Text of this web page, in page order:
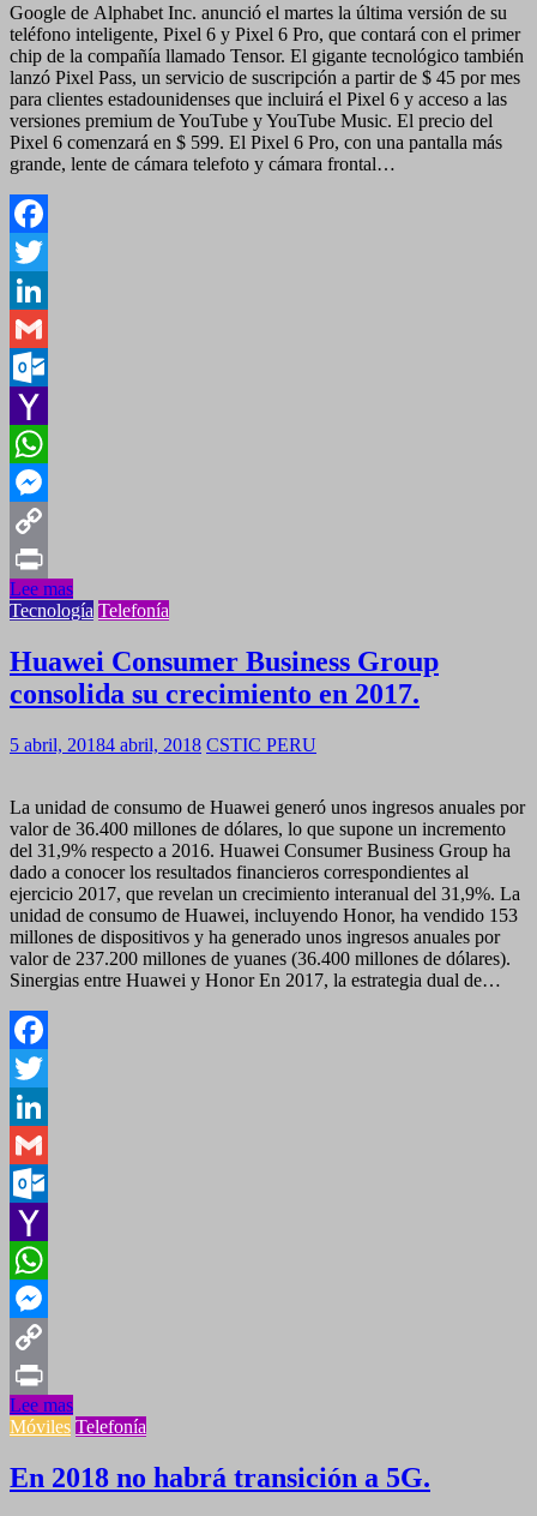
Google de Alphabet Inc. anunció el martes la última versión de su
teléfono inteligente, Pixel 6 y Pixel 6 Pro, que contará con el primer
chip de la compañía llamado Tensor. El gigante tecnológico también
lanzó Pixel Pass, un servicio de suscripción a partir de $ 45 por mes
para clientes estadounidenses que incluirá el Pixel 6 y acceso a las
versiones premium de YouTube y YouTube Music. El precio del
Pixel 6 comenzará en $ 599. El Pixel 6 Pro, con una pantalla más
grande, lente de cámara telefoto y cámara frontal…
Facebook
Twitter
LinkedIn
Gmail
Outlook.com
Yahoo
Mail
WhatsApp
Messenger
Copy
Link
Print
Lee mas
Tecnología Telefonía
Huawei Consumer Business Group
consolida su crecimiento en 2017.
5 abril, 20184 abril, 2018 CSTIC PERU
La unidad de consumo de Huawei generó unos ingresos anuales por
valor de 36.400 millones de dólares, lo que supone un incremento
del 31,9% respecto a 2016. Huawei Consumer Business Group ha
dado a conocer los resultados financieros correspondientes al
ejercicio 2017, que revelan un crecimiento interanual del 31,9%. La
unidad de consumo de Huawei, incluyendo Honor, ha vendido 153
millones de dispositivos y ha generado unos ingresos anuales por
valor de 237.200 millones de yuanes (36.400 millones de dólares).
Sinergias entre Huawei y Honor En 2017, la estrategia dual de…
Facebook
Twitter
LinkedIn
Gmail
Outlook.com
Yahoo
Mail
WhatsApp
Messenger
Copy
Link
Print
Lee mas
Móviles Telefonía
En 2018 no habrá transición a 5G.